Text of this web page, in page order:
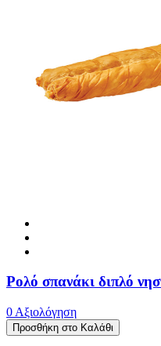
Ρολό σπανάκι διπλό
0 Αξιολόγηση
Προσθήκη στο Καλάθι